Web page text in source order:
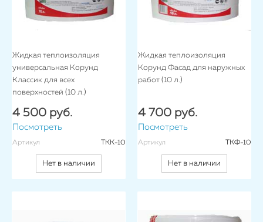
Жидкая теплоизоляция
универсальная Корунд
Классик для всех
поверхностей (10 л.)
4 500 руб.
Посмотреть
Артикул ТКК-10
Нет в наличии
Жидкая теплоизоляция
Корунд Фасад для наружных
работ (10 л.)
4 700 руб.
Посмотреть
Артикул ТКФ-10
Нет в наличии